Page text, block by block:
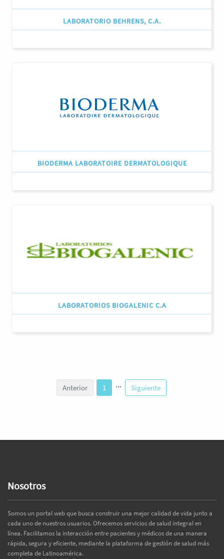
LABORATORIO BEHRENS, C.A.
BIODERMA LABORATOIRE DERMATOLOGIQUE
LABORATORIOS BIOGALENIC C.A
Anterior 1 ... Siguiente
Nosotros
Somos un portal web que busca construir una mejor calidad de vida junto a
cada uno de nuestros usuarios. Ofrecemos servicios de salud integral en
línea. Facilitamos la interacción entre pacientes y médicos de una manera
rápida, segura y eficiente, mediante la plataforma de gestión de salud más
completa de Latinoamérica.